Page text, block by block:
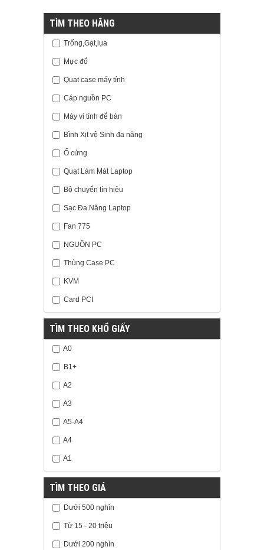
TÌM THEO HÃNG
Trống,Gạt,lụa
Mực đổ
Quạt case máy tính
Cáp nguồn PC
Máy vi tính để bàn
Bình Xịt vệ Sinh đa năng
Ổ cứng
Quạt Làm Mát Laptop
Bộ chuyển tín hiệu
Sạc Đa Năng Laptop
Fan 775
NGUỒN PC
Thùng Case PC
KVM
Card PCI
TÌM THEO KHỔ GIẤY
A0
B1+
A2
A3
A5-A4
A4
A1
TÌM THEO GIÁ
Dưới 500 nghìn
Từ 15 - 20 triệu
Dưới 200 nghìn